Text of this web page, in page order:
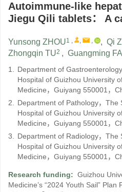
Autoimmune-like
Jiegu Qili tablets： A
Yunsong ZHOU1 , , , , Qi
Zhongqin TU2 , Guangming
1. Department of
Hospital of Guizhou University
Medicine，Guiyang 550001，
2. Department of Pathology，The
Hospital of Guizhou University
Medicine，Guiyang 550001，
3. Department of Radiology，The
Hospital of Guizhou University
Medicine，Guiyang 550001，
Research funding: Guizhou
Medicine’s “2024 Youth Sail” Plan